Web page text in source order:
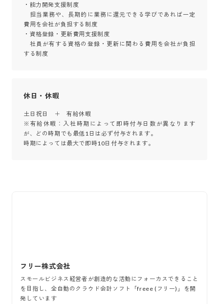
・能力開発支援制度
担当業務や、長期的に業務に還元できる学びであれば一定
費用を会社が負担する制度
・資格登録・更新費用支援制度
社員が有する資格の登録・更新に関わる費用を会社が負担
する制度
休日・休暇
土日祝日　＋　有給休暇
※有給休暇：入社時期によって即時付与日数が異なります
が、どの時期でも最低1日は必ず付与されます。
時期によっては最大で即時10日付与されます。
フリー株式会社
スモールビジネス経営者が創造的な活動にフォーカスできること
を目指し、全自動のクラウド会計ソフト「freee (フリー)」を開
発しています